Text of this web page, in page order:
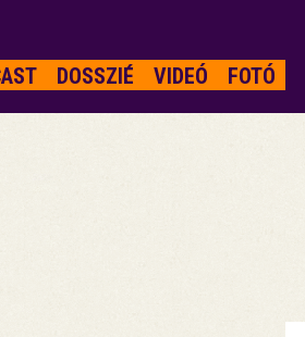
DOSSZIÉ VIDEÓ FOTÓ